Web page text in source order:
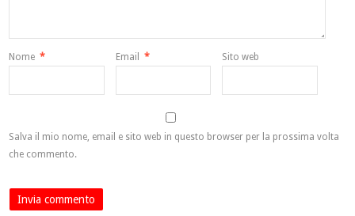
Nome * Email * Sito web
Salva il mio nome, email e sito web in questo browser per la prossima volta
che commento.